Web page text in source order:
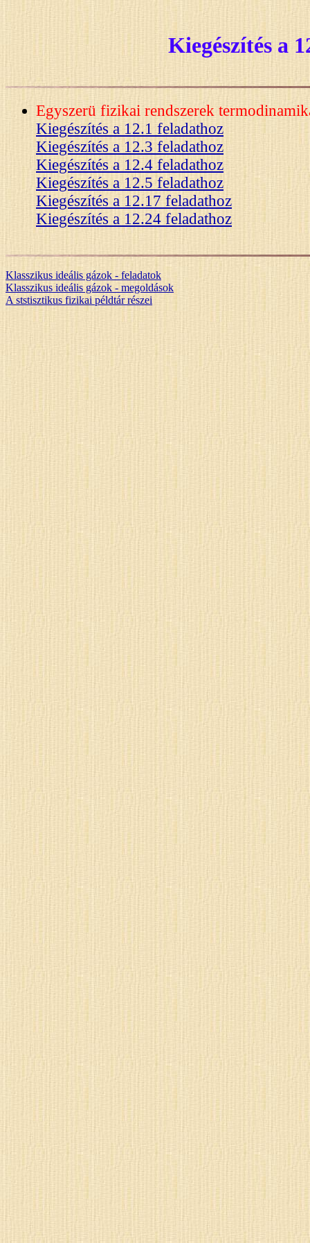
Kiegészítés a
Egyszerü fizikai rendszerek
Kiegészítés a 12.1 feladathoz
Kiegészítés a 12.3 feladathoz
Kiegészítés a 12.4 feladathoz
Kiegészítés a 12.5 feladathoz
Kiegészítés a 12.17 feladathoz
Kiegészítés a 12.24 feladathoz
Klasszikus ideális gázok - feladatok
Klasszikus ideális gázok - megoldások
A ststisztikus fizikai példtár részei